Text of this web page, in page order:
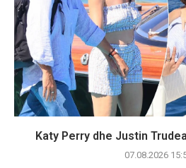
Katy Perry dhe Justin
07.08.2026